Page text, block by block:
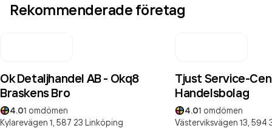
Rekommenderade företag
Ok Detaljhandel AB - Okq8
Braskens Bro
4.01 omdömen
Kylarevägen 1, 587 23 Linköping
Tjust Service-
Handelsbolag
4.01 omdömen
Västerviksvägen 13, 594